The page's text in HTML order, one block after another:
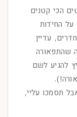
הכי קטנים
החידות
עדיין
שהתפאורה
להגיע לשם
תסמכו עליי,